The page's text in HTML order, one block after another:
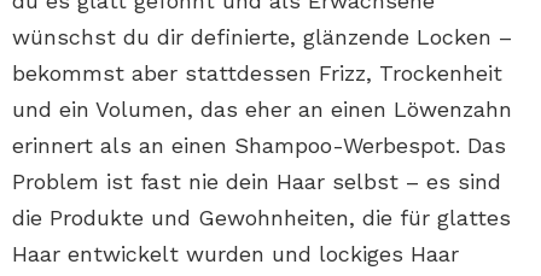
wünschst du dir definierte, glänzende Locken –
bekommst aber stattdessen Frizz, Trockenheit
und ein Volumen, das eher an einen Löwenzahn
erinnert als an einen Shampoo-Werbespot. Das
Problem ist fast nie dein Haar selbst – es sind
die Produkte und Gewohnheiten, die für glattes
Haar entwickelt wurden und lockiges Haar